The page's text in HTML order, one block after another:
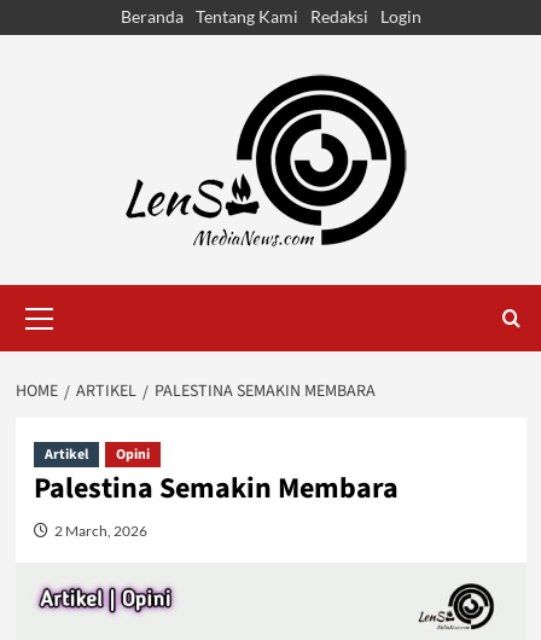
Beranda Tentang Kami Redaksi Login
Menu
HOME ARTIKEL PALESTINA SEMAKIN MEMBARA
Artikel Opini
Palestina Semakin Membara
2 March, 2026